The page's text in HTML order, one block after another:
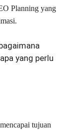
Planning yang
yang perlu
tujuan